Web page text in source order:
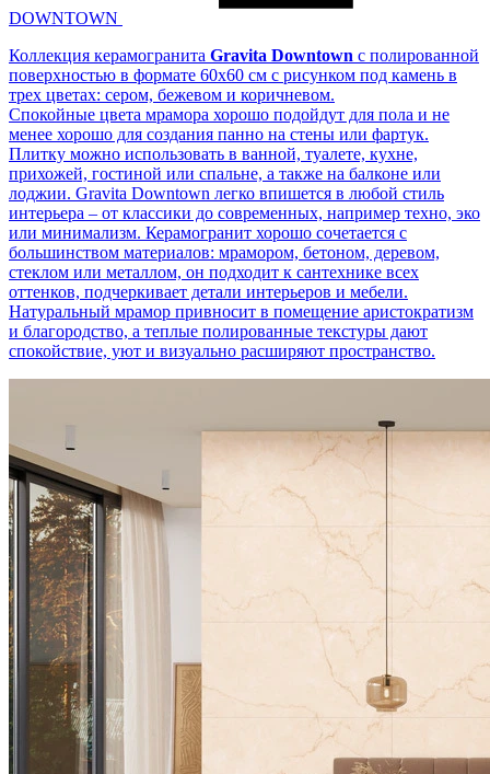
DOWNTOWN
Коллекция керамогранита Gravita Downtown с полированной
поверхностью в формате 60х60 см с рисунком под камень в
трех цветах: сером, бежевом и коричневом.
Спокойные цвета мрамора хорошо подойдут для пола и не
менее хорошо для создания панно на стены или фартук.
Плитку можно использовать в ванной, туалете, кухне,
прихожей, гостиной или спальне, а также на балконе или
лоджии. Gravita Downtown легко впишется в любой стиль
интерьера – от классики до современных, например техно, эко
или минимализм. Керамогранит хорошо сочетается с
большинством материалов: мрамором, бетоном, деревом,
стеклом или металлом, он подходит к сантехнике всех
оттенков, подчеркивает детали интерьеров и мебели.
Натуральный мрамор привносит в помещение аристократизм
и благородство, а теплые полированные текстуры дают
спокойствие, уют и визуально расширяют пространство.